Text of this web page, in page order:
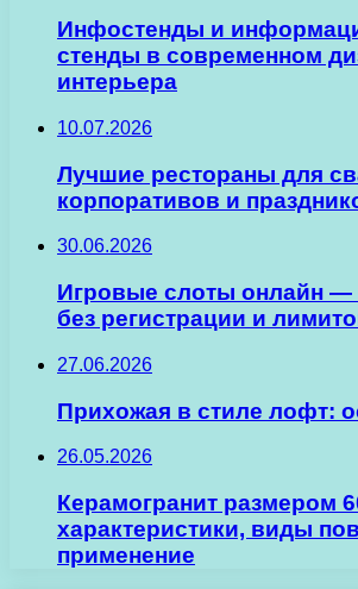
Инфостенды и
стенды в современном
интерьера
10.07.2026
Лучшие рестораны для
корпоративов и
30.06.2026
Игровые слоты онлайн —
без регистрации и
27.06.2026
Прихожая в стиле лофт:
26.05.2026
Керамогранит размером
характеристики, виды
применение